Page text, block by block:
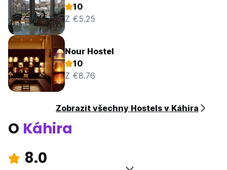
10
Z €5.25
Nour Hostel
10
Z €8.76
Zobrazit všechny Hostels v Káhira
O Káhira
8.0